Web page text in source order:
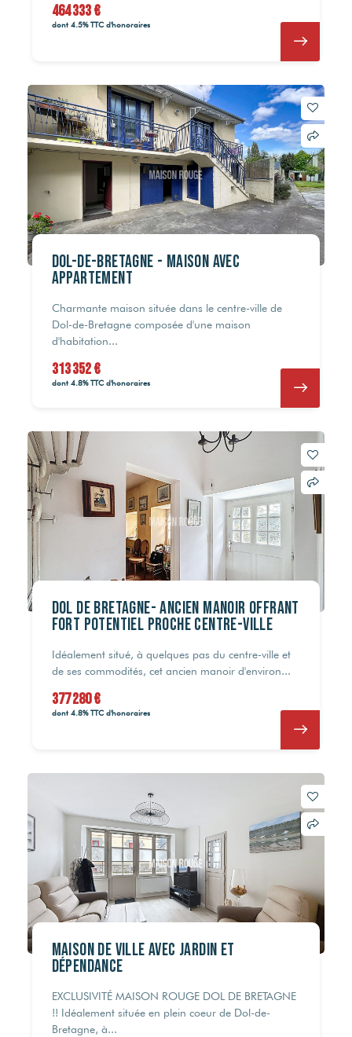
464 333 €
dont 4.5% TTC d'honoraires
DOL-DE-BRETAGNE - Maison avec
appartement
Charmante maison située dans le centre-ville de
Dol-de-Bretagne composée d'une maison
d'habitation...
313 352 €
dont 4.8% TTC d'honoraires
DOL DE BRETAGNE- Ancien manoir offrant
fort potentiel proche centre-ville
Idéalement situé, à quelques pas du centre-ville et
de ses commodités, cet ancien manoir d'environ...
377 280 €
dont 4.8% TTC d'honoraires
Maison de ville avec jardin et
dépendance
EXCLUSIVITÉ MAISON ROUGE DOL DE BRETAGNE
!! Idéalement située en plein coeur de Dol-de-
Bretagne, à...